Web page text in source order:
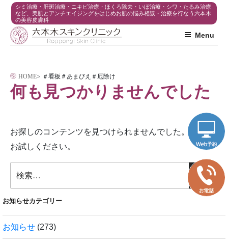
シミ治療・肝斑治療・ニキビ治療・ほくろ除去・いぼ治療・シワ・たるみ治療
など、美肌とアンチエイジングをはじめお肌の悩み相談・治療を行なう六本木
の美容皮膚科
Menu
HOME> ＃看板＃あまびえ＃厄除け
何も見つかりませんでした
お探しのコンテンツを見つけられませんでした。検索を
お試しください。
検
索
お知らせカテゴリー
お知らせ (273)